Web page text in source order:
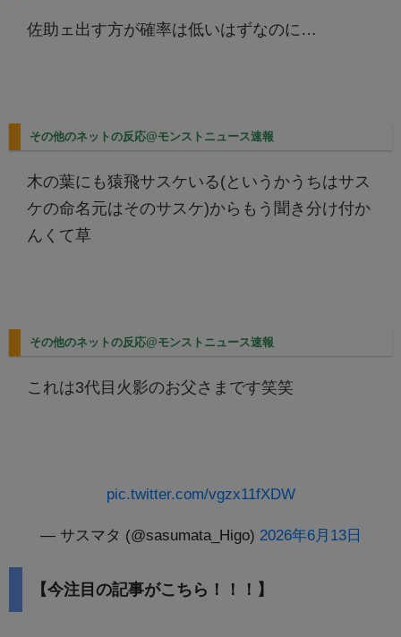
佐助ェ出す方が確率は低いはずなのに…
その他のネットの反応@モンストニュース速報
木の葉にも猿飛サスケいる(というかうちはサス
ケの命名元はそのサスケ)からもう聞き分け付か
んくて草
その他のネットの反応@モンストニュース速報
これは3代目火影のお父さまです笑笑
pic.twitter.com/vgzx11fXDW
— サスマタ (@sasumata_Higo) 2026年6月13日
【今注目の記事がこちら！！！】